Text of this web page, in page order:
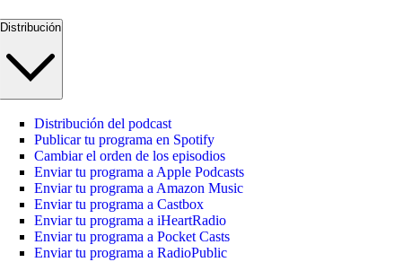
Distribución
Distribución del podcast
Publicar tu programa en Spotify
Cambiar el orden de los episodios
Enviar tu programa a Apple Podcasts
Enviar tu programa a Amazon Music
Enviar tu programa a Castbox
Enviar tu programa a iHeartRadio
Enviar tu programa a Pocket Casts
Enviar tu programa a RadioPublic